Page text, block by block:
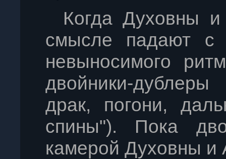
Когда Духовны
смысле падают с
невыносимого
двойники-
драк, погони,
спины"). Пока
камерой Духовны и